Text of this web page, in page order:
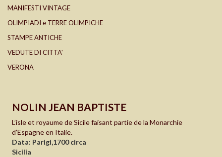
MANIFESTI VINTAGE
OLIMPIADI e TERRE OLIMPICHE
STAMPE ANTICHE
VEDUTE DI CITTA'
VERONA
NOLIN JEAN BAPTISTE
L’isle et royaume de Sicile faisant partie de la Monarchie
d’Espagne en Italie.
Data: Parigi,1700 circa
Sicilia